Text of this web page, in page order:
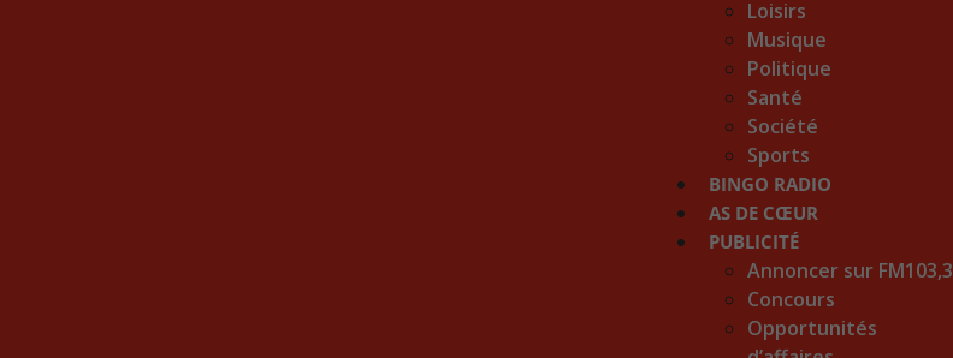
Loisirs
Musique
Politique
Santé
Société
Sports
BINGO RADIO
AS DE CŒUR
PUBLICITÉ
Annoncer sur FM103,3
Concours
Opportunités